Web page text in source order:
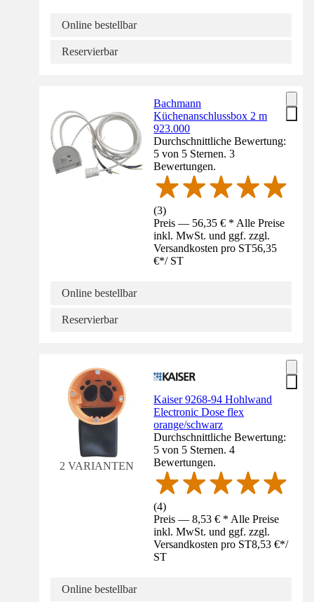
Online bestellbar
Reservierbar
Bachmann
Küchenanschlussbox 2 m
923.000
Durchschnittliche Bewertung:
5 von 5 Sternen. 3
Bewertungen.
(3)
Preis — 56,35 € * Alle Preise
inkl. MwSt. und ggf. zzgl.
Versandkosten pro ST56,35
€*/ ST
Online bestellbar
Reservierbar
2 VARIANTEN
Kaiser 9268-94 Hohlwand
Electronic Dose flex
orange/schwarz
Durchschnittliche Bewertung:
5 von 5 Sternen. 4
Bewertungen.
(4)
Preis — 8,53 € * Alle Preise
inkl. MwSt. und ggf. zzgl.
Versandkosten pro ST8,53 €*/
ST
Online bestellbar